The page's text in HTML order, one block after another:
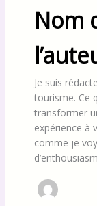
Nom
Je suis
tourisme. Ce
transformer
expérience à
comme je